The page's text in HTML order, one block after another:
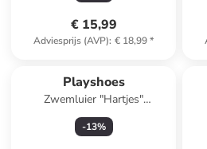
€ 15,99
Adviesprijs (AVP): € 18,99*
Playshoes
Zwemluier "Hartjes"
donkerblauw
-13%